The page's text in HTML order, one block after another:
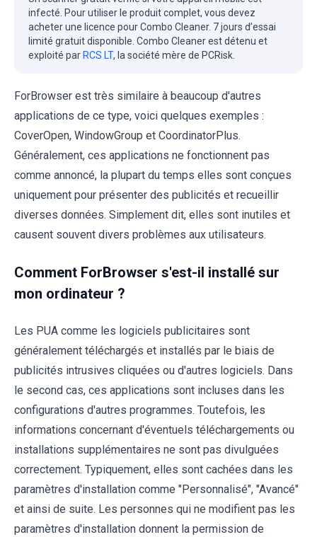
infecté. Pour utiliser le produit complet, vous devez
acheter une licence pour Combo Cleaner. 7 jours d’essai
limité gratuit disponible. Combo Cleaner est détenu et
exploité par RCS LT, la société mère de PCRisk.
ForBrowser est très similaire à beaucoup d'autres
applications de ce type, voici quelques exemples :
CoverOpen, WindowGroup et CoordinatorPlus.
Généralement, ces applications ne fonctionnent pas
comme annoncé, la plupart du temps elles sont conçues
uniquement pour présenter des publicités et recueillir
diverses données. Simplement dit, elles sont inutiles et
causent souvent divers problèmes aux utilisateurs.
Comment ForBrowser s'est-il installé sur
mon ordinateur ?
Les PUA comme les logiciels publicitaires sont
généralement téléchargés et installés par le biais de
publicités intrusives cliquées ou d'autres logiciels. Dans
le second cas, ces applications sont incluses dans les
configurations d'autres programmes. Toutefois, les
informations concernant d'éventuels téléchargements ou
installations supplémentaires ne sont pas divulguées
correctement. Typiquement, elles sont cachées dans les
paramètres d'installation comme "Personnalisé", "Avancé"
et ainsi de suite. Les personnes qui ne modifient pas les
paramètres d'installation donnent la permission de